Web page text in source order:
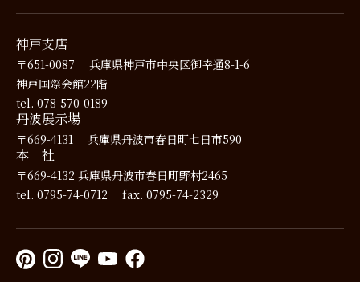
神戸支店
〒651-0087 兵庫県神戸市中央区御幸通8-1-6
神戸国際会館22階
tel. 078-570-0189
丹波展示場
〒669-4131 兵庫県丹波市春日町七日市590
本 社
〒669-4132 兵庫県丹波市春日町野村2465
tel. 0795-74-0712 fax. 0795-74-2329